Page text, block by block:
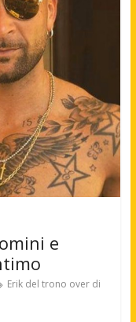
e
Erik del trono over di